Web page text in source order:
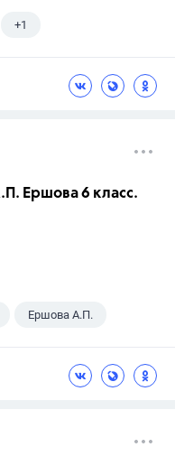
+1
Ершова 6 класс.
Ершова А.П.